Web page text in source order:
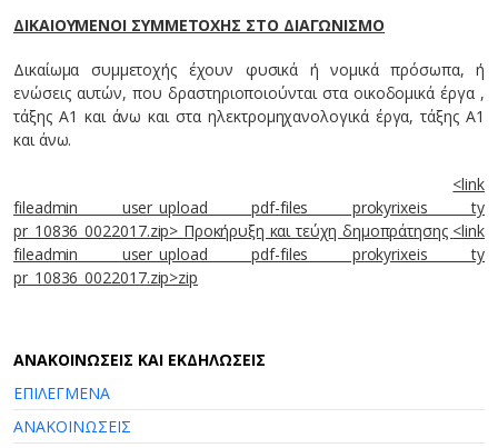
ΔΙΚΑΙΟΥΜΕΝΟΙ ΣΥΜΜΕΤΟΧΗΣ ΣΤΟ ΔΙΑΓΩΝΙΣΜΟ
Δικαίωμα συμμετοχής έχουν φυσικά ή νομικά πρόσωπα, ή
ενώσεις αυτών, που δραστηριοποιούνται στα οικοδομικά έργα ,
τάξης Α1 και άνω και στα ηλεκτρομηχανολογικά έργα, τάξης Α1
και άνω.
<link
fileadmin user_upload pdf-files prokyrixeis ty
pr_10836_0022017.zip> Προκήρυξη και τεύχη δημοπράτησης <link
fileadmin user_upload pdf-files prokyrixeis ty
pr_10836_0022017.zip>zip
AΝΑΚΟΙΝΩΣΕΙΣ ΚΑΙ ΕΚΔΗΛΩΣΕΙΣ
ΕΠΙΛΕΓΜΕΝΑ
ΑΝΑΚΟΙΝΩΣΕΙΣ